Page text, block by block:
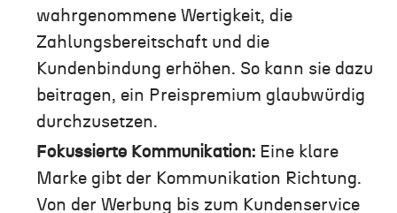
wahrgenommene Wertigkeit, die
Zahlungsbereitschaft und die
Kundenbindung erhöhen. So kann sie dazu
beitragen, ein Preispremium glaubwürdig
durchzusetzen.
Fokussierte Kommunikation: Eine klare
Marke gibt der Kommunikation Richtung.
Von der Werbung bis zum Kundenservice